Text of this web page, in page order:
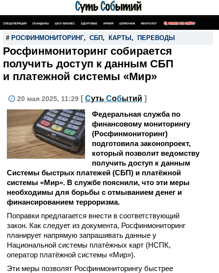
СПЕЦОПЕРАЦИЯ СКАНДАЛЫ ШОУ-БИЗНЕС ЗДОРОВЬЕ АРМИЯ ШПИОНАЖ НЕКРОЛОГ ПОИСК ПО САЙТУ
# РОСФИНМОНИТОРИНГ, СБП , КАРТЫ , ПЕРЕВОДЫ
Росфинмониторинг собирается
получить доступ к данным СБП
и платежной системы «Мир»
20 мая 2025, 11:29 [ Суть Событий ]
Федеральная служба по
финансовому мониторингу
(Росфинмониторинг)
подготовила законопроект,
который позволит ведомству
получить доступ к данным
Системы быстрых платежей (СБП) и платёжной
системы «Мир». В службе пояснили, что эти меры
необходимы для борьбы с отмыванием денег и
финансированием терроризма.
Поправки предлагается внести в соответствующий
закон. Как следует из документа, Росфинмониторинг
планирует напрямую запрашивать данные у
Национальной системы платёжных карт (НСПК,
оператор платёжной системы «Мир»).
Эти меры позволят Росфинмониторингу быстрее